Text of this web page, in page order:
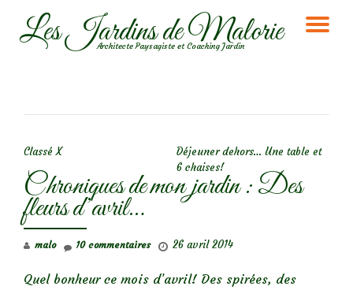
AllerLes Jardins de Malorie
Architecte Paysagiste et Coaching Jardin
Classé X
Déjeuner dehors… Une table et
6 chaises!
Chroniques de mon jardin : Des
fleurs d’avril…
malo 26 avril 2014
10 commentaires
Quel bonheur ce mois d’avril! Des spirées, des